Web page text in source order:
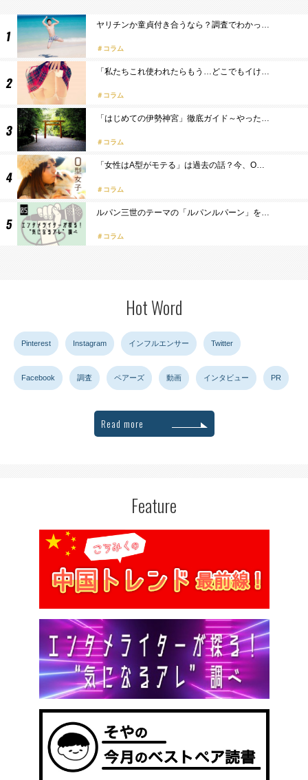
ヤリチンか童貞付き合うなら？調査でわかっ…
コラム
「私たちこれ使われたらもう…どこでもイけ…
コラム
「はじめての伊勢神宮」徹底ガイド～やった…
コラム
「女性はA型がモテる」は過去の話？今、O…
コラム
ルパン三世のテーマの「ルパンルパーン」を…
コラム
Hot Word
Pinterest Instagram インフルエンサー Twitter
Facebook 調査 ペアーズ 動画 インタビュー PR
Read more
Feature